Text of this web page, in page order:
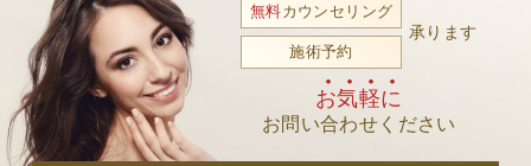
無料カウンセリング
施術予約
承ります
お気軽に
お問い合わせください